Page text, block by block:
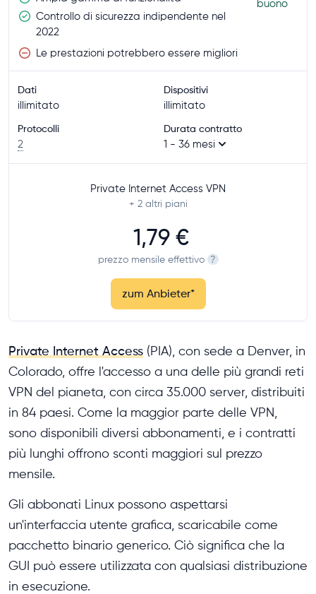
Controllo di sicurezza indipendente nel
2022
Le prestazioni potrebbero essere migliori
buono
Dati
illimitato
Dispositivi
illimitato
Protocolli
2
Durata contratto
1 - 36 mesi
Private Internet Access VPN
+ 2 altri piani
1,79 €
prezzo mensile effettivo ?
zum Anbieter*
Private Internet Access (PIA), con sede a Denver, in
Colorado, offre l'accesso a una delle più grandi reti
VPN del pianeta, con circa 35.000 server, distribuiti
in 84 paesi. Come la maggior parte delle VPN,
sono disponibili diversi abbonamenti, e i contratti
più lunghi offrono sconti maggiori sul prezzo
mensile.
Gli abbonati Linux possono aspettarsi
un'interfaccia utente grafica, scaricabile come
pacchetto binario generico. Ciò significa che la
GUI può essere utilizzata con qualsiasi distribuzione
in esecuzione.